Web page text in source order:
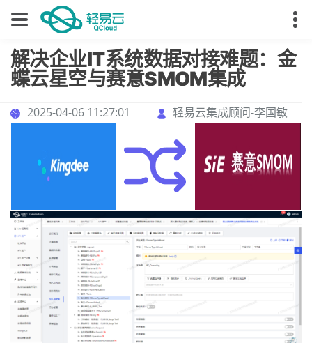
解决企业IT系统数据对接难题：金
蝶云星空与赛意SMOM集成
2025-04-06 11:27:01 轻易云集成顾问-李国敏